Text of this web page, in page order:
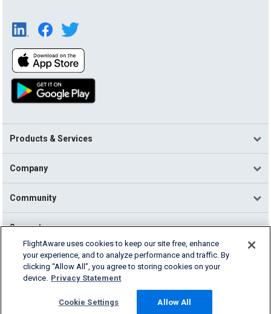
Products & Services
Company
Community
Support
English (USA)
2026 FlightAware
Cookie Settings
FlightAware uses cookies to keep our site free, enhance
your experience, and to analyze performance and traffic. By
clicking “Allow All”, you agree to storing cookies on your
device. Privacy Statement
Cookie Settings Allow All